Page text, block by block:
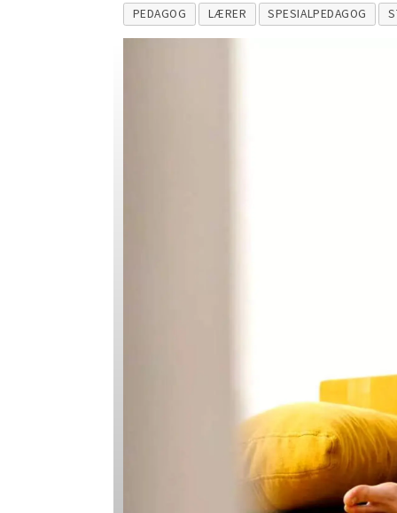
PEDAGOG LÆRER SPESIALPEDAGOG